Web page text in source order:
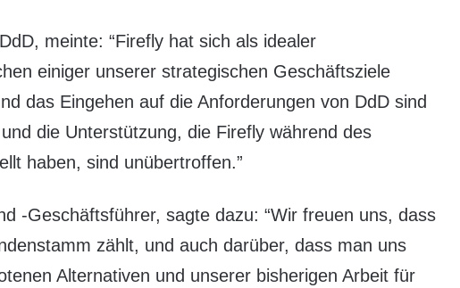
meinte: “Firefly hat sich als idealer
einiger unserer strategischen Geschäftsziele
das Eingehen auf die Anforderungen von DdD sind
die Unterstützung, die Firefly während des
haben, sind unübertroffen.”
-Geschäftsführer, sagte dazu: “Wir freuen uns, dass
zählt, und auch darüber, dass man uns
Alternativen und unserer bisherigen Arbeit für